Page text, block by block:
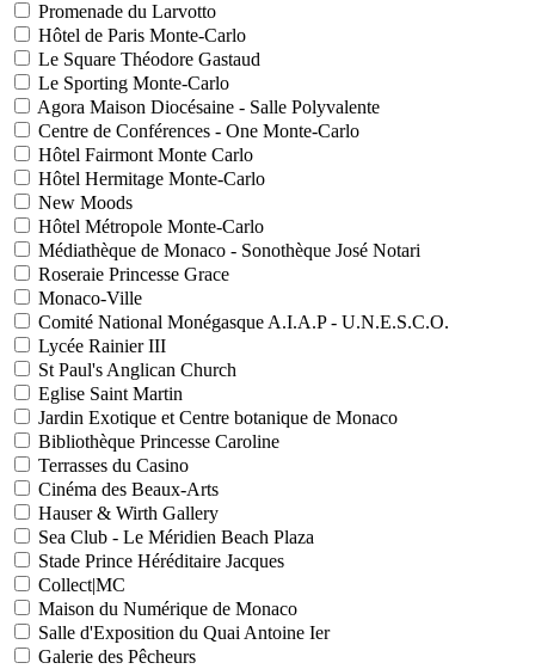
Promenade du Larvotto
Hôtel de Paris Monte-Carlo
Le Square Théodore Gastaud
Le Sporting Monte-Carlo
Agora Maison Diocésaine - Salle Polyvalente
Centre de Conférences - One Monte-Carlo
Hôtel Fairmont Monte Carlo
Hôtel Hermitage Monte-Carlo
New Moods
Hôtel Métropole Monte-Carlo
Médiathèque de Monaco - Sonothèque José Notari
Roseraie Princesse Grace
Monaco-Ville
Comité National Monégasque A.I.A.P - U.N.E.S.C.O.
Lycée Rainier III
St Paul's Anglican Church
Eglise Saint Martin
Jardin Exotique et Centre botanique de Monaco
Bibliothèque Princesse Caroline
Terrasses du Casino
Cinéma des Beaux-Arts
Hauser & Wirth Gallery
Sea Club - Le Méridien Beach Plaza
Stade Prince Héréditaire Jacques
Collect|MC
Maison du Numérique de Monaco
Salle d'Exposition du Quai Antoine Ier
Galerie des Pêcheurs